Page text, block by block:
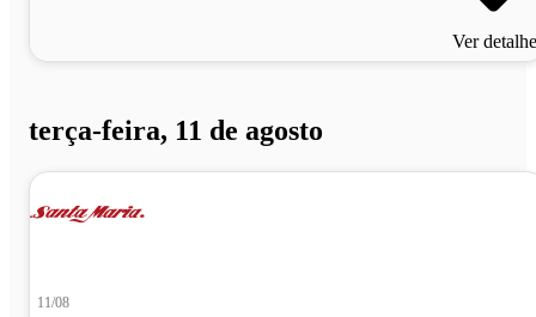
Ver
terça-feira, 11 de agosto
11/08